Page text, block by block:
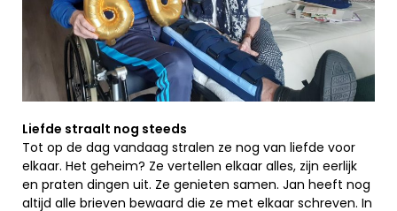
Liefde straalt nog steeds
Tot op de dag vandaag stralen ze nog van liefde voor
elkaar. Het geheim? Ze vertellen elkaar alles, zijn eerlijk
en praten dingen uit. Ze genieten samen. Jan heeft nog
altijd alle brieven bewaard die ze met elkaar schreven. In